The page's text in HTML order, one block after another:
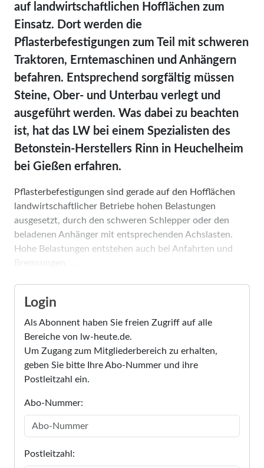
auf landwirtschaftlichen Hofflächen zum
Einsatz. Dort werden die
Pflasterbefestigungen zum Teil mit schweren
Traktoren, Erntemaschinen und Anhängern
befahren. Entsprechend sorgfältig müssen
Steine, Ober- und Unterbau verlegt und
ausgeführt werden. Was dabei zu beachten
ist, hat das LW bei einem Spezialisten des
Betonstein-Herstellers Rinn in Heuchelheim
bei Gießen erfahren.
Pflasterbefestigungen sind gerade auf den Hofflächen
landwirtschaftlicher Betriebe hohen Belastungen
ausgesetzt, durch den schweren Schlepper oder den
beladenen Anhänger mit entsprechenden Achslasten.
Hohe Belastungen entstehen auch bei Anfahrten und
Bremsungen. ...
Login
Als Abonnent haben Sie freien Zugriff auf alle
Bereiche von lw-heute.de.
Um Zugang zum Mitgliederbereich zu erhalten,
geben Sie bitte Ihre Abo-Nummer und ihre
Postleitzahl ein.
Abo-Nummer:
Postleitzahl: